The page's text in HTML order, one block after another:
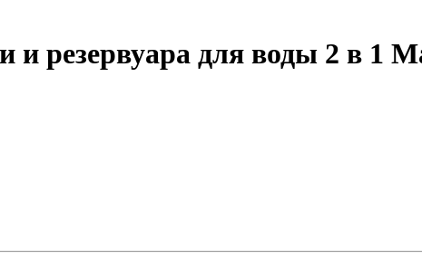
резервуара для воды 2 в 1